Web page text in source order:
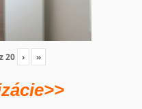
z20 › »